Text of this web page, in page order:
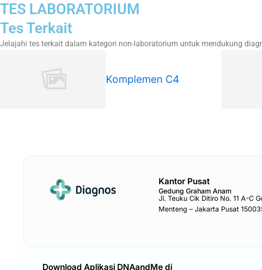
TES LABORATORIUM
Tes Terkait
Jelajahi tes terkait dalam kategori non-laboratorium untuk mendukung
Komplemen C4
Kantor Pusat
Gedung Graham Anam
Jl. Teuku Cik Ditiro No. 11 A-C
Menteng – Jakarta Pusat
Download Aplikasi DNAandMe di